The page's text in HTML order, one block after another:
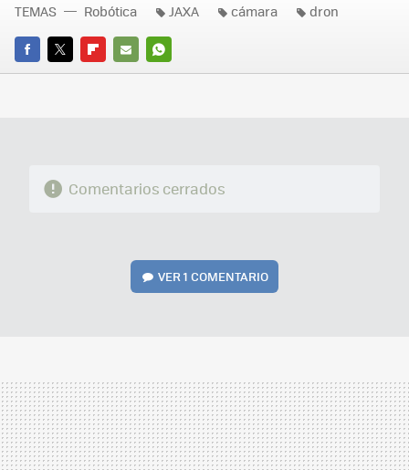
FACEBOOK
TWITTERFLIPBOARD
E-
WHATSAPP
TEMAS Robótica JAXA cámara dron
Comentarios cerrados
VER1 COMENTARIO